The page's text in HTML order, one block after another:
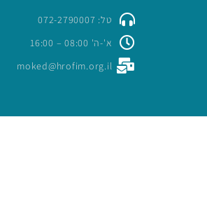
טל: 072-2790007
א'-ה' 08:00 – 16:00
moked@hrofim.org.il